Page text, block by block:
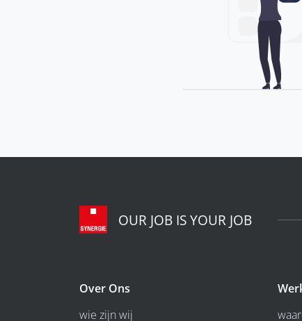
OUR JOB IS YOUR JOB
Over Ons
wie zijn wij